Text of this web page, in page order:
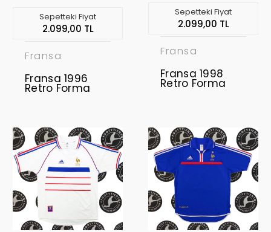
Sepetteki Fiyat
2.099,00 TL
Fransa
Fransa 1996
Retro Forma
Sepetteki Fiyat
2.099,00 TL
Fransa
Fransa 1998
Retro Forma